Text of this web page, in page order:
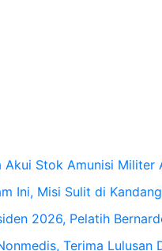
Stok Amunisi Militer
Ini, Misi Sulit di
2026, Pelatih
Terima Lulusan